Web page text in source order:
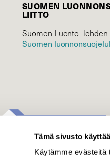
Tämä sivusto
Käytämme evästeitä
SUOMEN
LIITTO
Suomen Luonto -lehden
Suomen